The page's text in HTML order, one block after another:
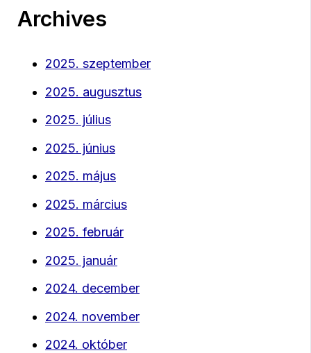
Archives
2025. szeptember
2025. augusztus
2025. július
2025. június
2025. május
2025. március
2025. február
2025. január
2024. december
2024. november
2024. október